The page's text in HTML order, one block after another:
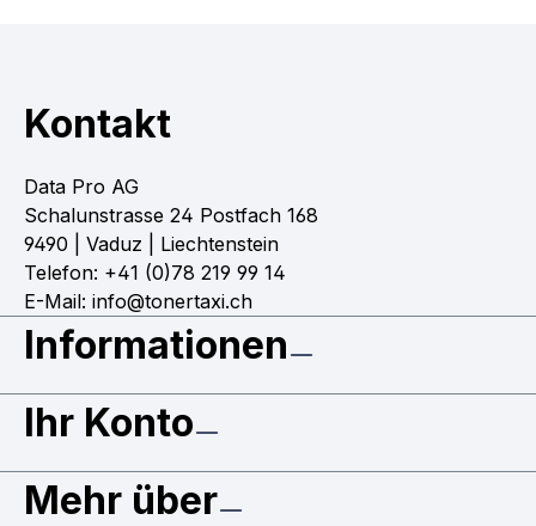
Kontakt
Data Pro AG
Schalunstrasse 24 Postfach 168
9490 | Vaduz | Liechtenstein
Telefon: +41 (0)78 219 99 14
E-Mail: info@tonertaxi.ch
Informationen
Ihr Konto
Mehr über